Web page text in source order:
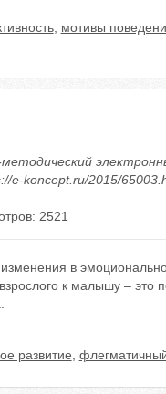
, мотивы
e-koncept.ru/2015/
2521
в
к малышу – это
развитие